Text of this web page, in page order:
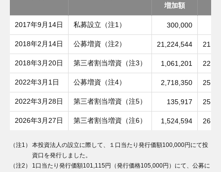
増加額
2017年9月14日 私募設立（注1） 300,000
2018年2月14日 公募増資（注2） 21,224,544
2018年3月20日 第三者割当増資（注3） 1,061,201
2022年3月1日 公募増資（注4） 2,718,350
2022年3月28日 第三者割当増資（注5） 135,917
2026年3月27日 第三者割当増資（注6） 1,524,594
（注1）
本投資法人の設立に際して、１口当たり発行価額100,000円にて投
資口を発行しました。
（注2）
1口当たり発行価額101,115円（発行価格105,000円）にて、公募に